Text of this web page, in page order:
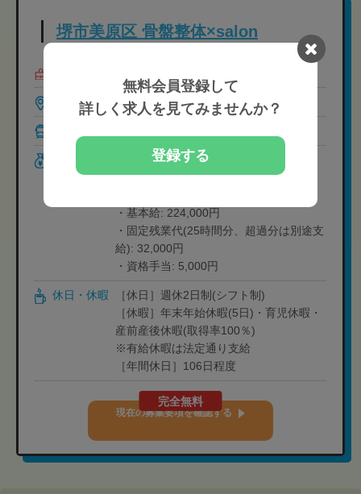
堺市美原区 骨盤整体×salon
勤務地 大阪府堺市美原区黒山12-1
＜常勤＞
［月給制］261,000円-
・基本給: 224,000円
・固定残業代(25時間分、超過分は別途支
給): 32,000円
・資格手当: 5,000円
休日・休暇
［休日］週休2日制(シフト制)
［休暇］年末年始休暇(5日)・育児休暇・
産前産後休暇(取得率100％)
※有給休暇は法定通り支給
［年間休日］106日程度
完全無料
現在の募集要項を確認する
無料会員登録して
詳しく求人を見てみませんか？
登録する